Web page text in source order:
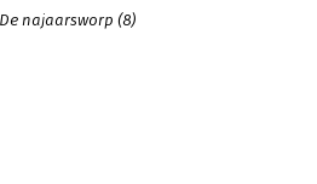
De najaarsworp (8)